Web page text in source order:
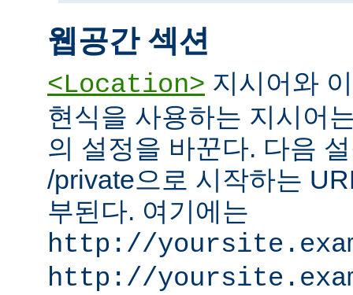
웹공간 섹션
<Location> 지시어와
현식을 사용하는 지시어
의 설정을 바꾼다. 다음
/private으로 시작하는
부된다. 여기에는
http://
http://